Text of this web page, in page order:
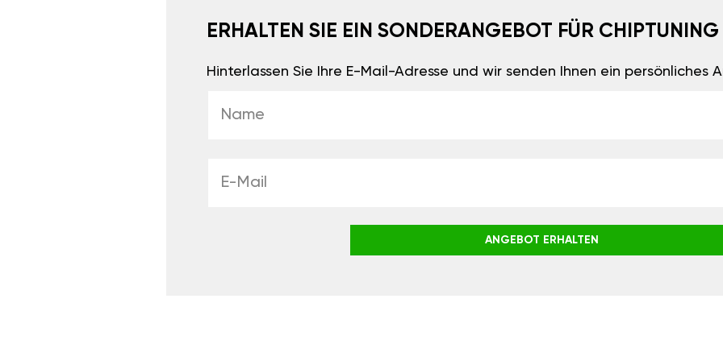
ERHALTEN SIE EIN SONDERANGEBOT FÜR CHIPTUNING
Hinterlassen Sie Ihre E-Mail-Adresse und wir senden Ihnen ein persönliches
ANGEBOT ERHALTEN